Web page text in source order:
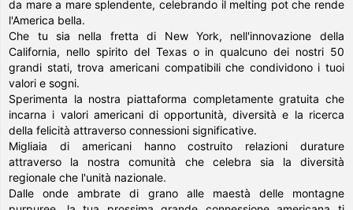
da mare a mare splendente, celebrando il melting pot che rende
l'America bella.
Che tu sia nella fretta di New York, nell'innovazione della
California, nello spirito del Texas o in qualcuno dei nostri 50
grandi stati, trova americani compatibili che condividono i tuoi
valori e sogni.
Sperimenta la nostra piattaforma completamente gratuita che
incarna i valori americani di opportunità, diversità e la ricerca
della felicità attraverso connessioni significative.
Migliaia di americani hanno costruito relazioni durature
attraverso la nostra comunità che celebra sia la diversità
regionale che l'unità nazionale.
Dalle onde ambrate di grano alle maestà delle montagne